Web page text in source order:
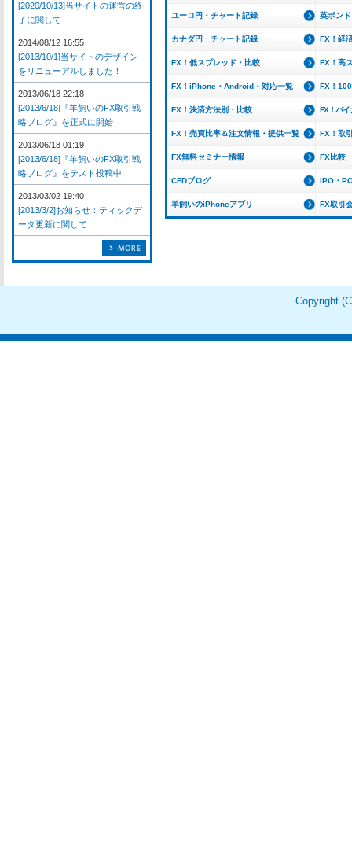
ユーロ円・チャート記録 英ポン
カナダ円・チャート記録 FX！経
FX！低スプレッド・比較 FX！高
FX！iPhone・Android・対応一覧 FX！
FX！決済方法別・比較 FX！バイ
FX！売買比率＆注文情報・提供一覧 FX！取
FX無料セミナー情報 FX比較
CFDブログ IPO・
羊飼いのiPhoneアプリ FX取引
[2020/10/13]当サイトの運営の終
了に関して
2014/08/12 16:55
[2013/10/1]当サイトのデザイン
をリニューアルしました！
2013/06/18 22:18
[2013/6/18]『羊飼いのFX取引戦
略ブログ』を正式に開始
2013/06/18 01:19
[2013/6/18]『羊飼いのFX取引戦
略ブログ』をテスト投稿中
2013/03/02 19:40
[2013/3/2]お知らせ：ティックデ
ータ更新に関して
Copyright